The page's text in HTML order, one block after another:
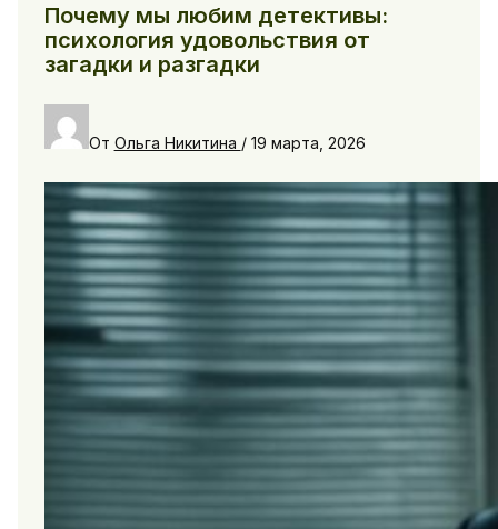
Почему мы любим детективы:
психология удовольствия от
загадки и разгадки
От Ольга Никитина / 19 марта, 2026